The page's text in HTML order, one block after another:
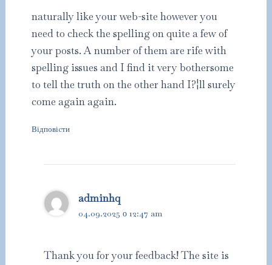
naturally like your web-site however you
need to check the spelling on quite a few of
your posts. A number of them are rife with
spelling issues and I find it very bothersome
to tell the truth on the other hand I?¦ll surely
come again again.
Відповіcти
adminhq
04.09.2025 о 12:47 am
Thank you for your feedback! The site is